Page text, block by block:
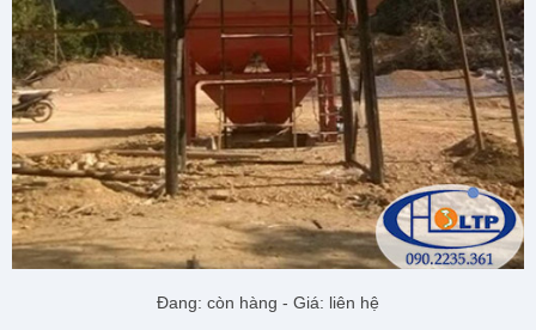
Đang: còn hàng - Giá: liên hệ